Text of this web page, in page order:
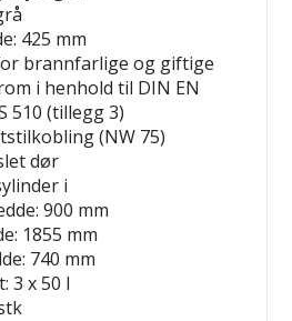
425 mm
brannfarlige og giftige
i henhold til DIN EN
510 (tillegg 3)
(NW 75)
dør
i
900 mm
1855 mm
740 mm
3 x 50 l